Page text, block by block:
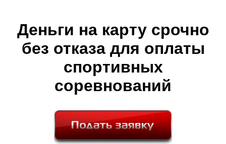
Деньги на карту срочно
без отказа для оплаты
спортивных
соревнований